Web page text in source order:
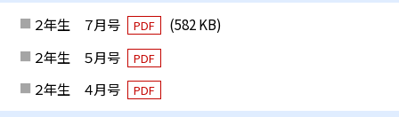
２年生 ７月号 PDF
(582 KB)
２年生 ５月号
PDF
２年生 ４月号 PDF